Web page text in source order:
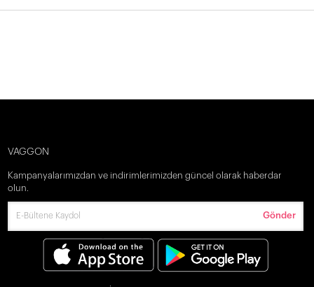
VAGGON
Kampanyalarımızdan ve indirimlerimizden güncel olarak haberdar
olun.
Gönder